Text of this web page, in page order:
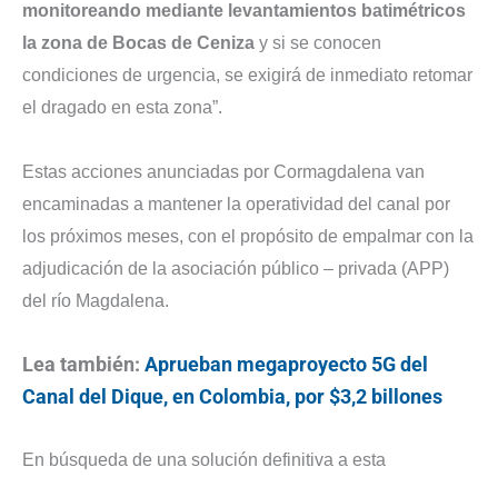
monitoreando mediante levantamientos batimétricos
la zona de Bocas de Ceniza y si se conocen
condiciones de urgencia, se exigirá de inmediato retomar
el dragado en esta zona”.
Estas acciones anunciadas por Cormagdalena van
encaminadas a mantener la operatividad del canal por
los próximos meses, con el propósito de empalmar con la
adjudicación de la asociación público – privada (APP)
del río Magdalena.
Lea también: Aprueban megaproyecto 5G del
Canal del Dique, en Colombia, por $3,2 billones
En búsqueda de una solución definitiva a esta